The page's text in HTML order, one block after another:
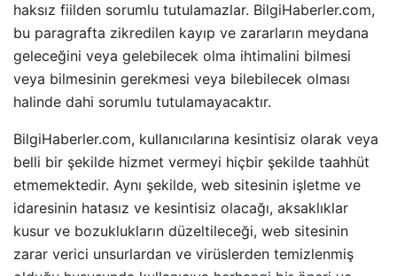
haksız fiilden sorumlu tutulamazlar. BilgiHaberler.com,
bu paragrafta zikredilen kayıp ve zararların meydana
geleceğini veya gelebilecek olma ihtimalini bilmesi
veya bilmesinin gerekmesi veya bilebilecek olması
halinde dahi sorumlu tutulamayacaktır.
BilgiHaberler.com, kullanıcılarına kesintisiz olarak veya
belli bir şekilde hizmet vermeyi hiçbir şekilde taahhüt
etmemektedir. Aynı şekilde, web sitesinin işletme ve
idaresinin hatasız ve kesintisiz olacağı, aksaklıklar
kusur ve bozuklukların düzeltileceği, web sitesinin
zarar verici unsurlardan ve virüslerden temizlenmiş